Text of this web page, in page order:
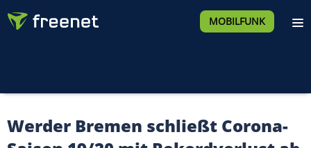
MOBILFUNK
Werder Bremen schließt Corona-